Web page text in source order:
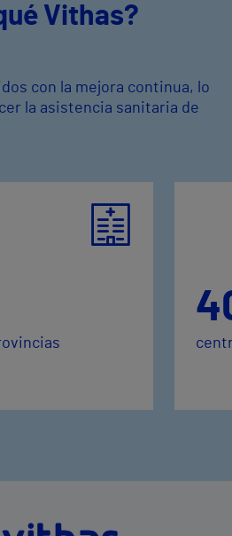
Vithas?
con la mejora continua, lo
la asistencia sanitaria de